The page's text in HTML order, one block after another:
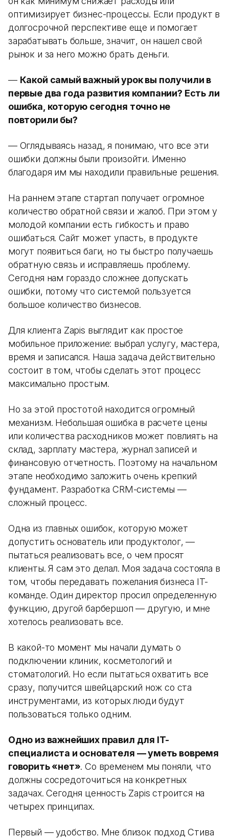
оптимизирует бизнес-процессы. Если продукт в
долгосрочной перспективе еще и помогает
зарабатывать больше, значит, он нашел свой
рынок и за него можно брать деньги.
— Какой самый важный урок вы получили в
первые два года развития компании? Есть ли
ошибка, которую сегодня точно не
повторили бы?
— Оглядываясь назад, я понимаю, что все эти
ошибки должны были произойти. Именно
благодаря им мы находили правильные решения.
На раннем этапе стартап получает огромное
количество обратной связи и жалоб. При этом у
молодой компании есть гибкость и право
ошибаться. Сайт может упасть, в продукте
могут появиться баги, но ты быстро получаешь
обратную связь и исправляешь проблему.
Сегодня нам гораздо сложнее допускать
ошибки, потому что системой пользуется
большое количество бизнесов.
Для клиента Zapis выглядит как простое
мобильное приложение: выбрал услугу, мастера,
время и записался. Наша задача действительно
состоит в том, чтобы сделать этот процесс
максимально простым.
Но за этой простотой находится огромный
механизм. Небольшая ошибка в расчете цены
или количества расходников может повлиять на
склад, зарплату мастера, журнал записей и
финансовую отчетность. Поэтому на начальном
этапе необходимо заложить очень крепкий
фундамент. Разработка CRM-системы —
сложный процесс.
Одна из главных ошибок, которую может
допустить основатель или продуктолог, —
пытаться реализовать все, о чем просят
клиенты. Я сам это делал. Моя задача состояла в
том, чтобы передавать пожелания бизнеса IT-
команде. Один директор просил определенную
функцию, другой барбершоп — другую, и мне
хотелось реализовать все.
В какой-то момент мы начали думать о
подключении клиник, косметологий и
стоматологий. Но если пытаться охватить все
сразу, получится швейцарский нож со ста
инструментами, из которых люди будут
пользоваться только одним.
Одно из важнейших правил для IT-
специалиста и основателя — уметь вовремя
говорить «нет». Со временем мы поняли, что
должны сосредоточиться на конкретных
задачах. Сегодня ценность Zapis строится на
четырех принципах.
Первый — удобство. Мне близок подход Стива